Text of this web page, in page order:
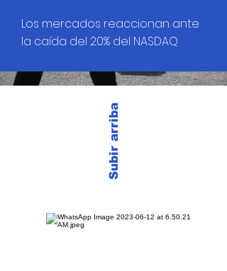
Subir arriba
Los mercados reaccionan ante
la caída del 20% del NASDAQ